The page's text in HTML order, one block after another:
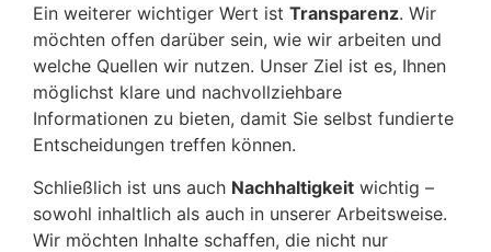
Ein weiterer wichtiger Wert ist Transparenz. Wir
möchten offen darüber sein, wie wir arbeiten und
welche Quellen wir nutzen. Unser Ziel ist es, Ihnen
möglichst klare und nachvollziehbare
Informationen zu bieten, damit Sie selbst fundierte
Entscheidungen treffen können.
Schließlich ist uns auch Nachhaltigkeit wichtig –
sowohl inhaltlich als auch in unserer Arbeitsweise.
Wir möchten Inhalte schaffen, die nicht nur